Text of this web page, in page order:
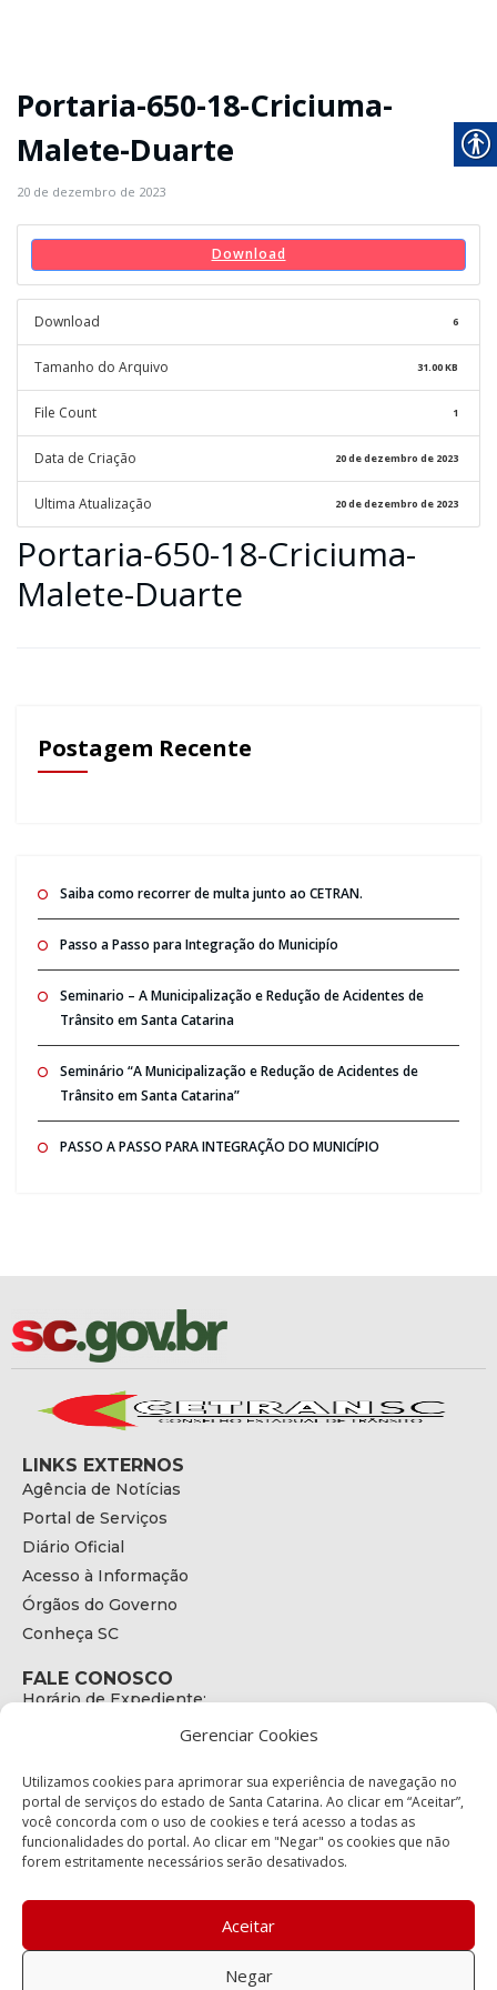
Gerenciar Cookies
Utilizamos cookies para aprimorar sua experiência de navegação no
portal de serviços do estado de Santa Catarina. Ao clicar em “Aceitar”,
você concorda com o uso de cookies e terá acesso a todas as
funcionalidades do portal. Ao clicar em "Negar" os cookies que não
forem estritamente necessários serão desativados.
Aceitar
Negar
Portaria-650-18-Criciuma-
Malete-Duarte
20 de dezembro de 2023
Download
Download 6
Tamanho do Arquivo 31.00 KB
File Count 1
Data de Criação 20 de dezembro de 2023
Ultima Atualização 20 de dezembro de 2023
Portaria-650-18-Criciuma-
Malete-Duarte
Postagem Recente
Saiba como recorrer de multa junto ao CETRAN.
Passo a Passo para Integração do Municipío
Seminario – A Municipalização e Redução de Acidentes de
Trânsito em Santa Catarina
Seminário “A Municipalização e Redução de Acidentes de
Trânsito em Santa Catarina”
PASSO A PASSO PARA INTEGRAÇÃO DO MUNICÍPIO
LINKS EXTERNOS
Agência de Notícias
Portal de Serviços
Diário Oficial
Acesso à Informação
Órgãos do Governo
Conheça SC
FALE CONOSCO
Horário de Expediente:
E-mail:
secretariaexecutiva@cetran.sc.gov.br
ENDEREÇO
Endereço:
Bairro:
Coqueiros, Florianópolis SC
88.080-160